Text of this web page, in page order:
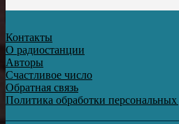
Контакты
О радиостанции
Авторы
Счастливое число
Обратная связь
Политика обработки